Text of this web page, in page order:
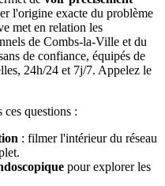
l'origine exacte du problème
met en relation les
de Combs-la-Ville et du
de confiance, équipés de
24h/24 et 7j/7. Appelez le
questions :
: filmer l'intérieur du réseau
pour explorer les